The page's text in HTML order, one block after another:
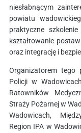
niesłabnącym
powiatu
praktyczne
kształtowanie
oraz integrację i
Organizatorem tego
Policji w
Ratowników
Straży Pożarnej w
Wadowicach,
Region IPA w